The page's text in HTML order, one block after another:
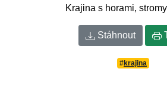
Krajina s horami,
Stáhnout
#krajina